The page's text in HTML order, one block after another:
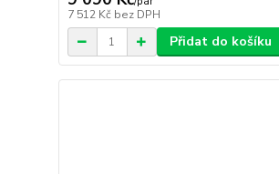
7 512 Kč bez DPH
Přidat do košíku